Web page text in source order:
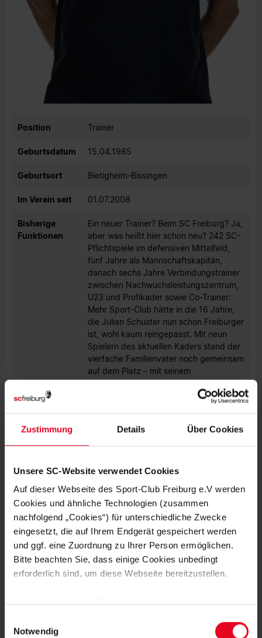
Zustimmung Details Über Cookies
Unsere SC-Website verwendet Cookies
Auf dieser Webseite des Sport-Club Freiburg e.V werden
Cookies und ähnliche Technologien (zusammen
nachfolgend „Cookies“) für unterschiedliche Zwecke
eingesetzt, die auf Ihrem Endgerät gespeichert werden
und ggf. eine Zuordnung zu Ihrer Person ermöglichen.
Bitte beachten Sie, dass einige Cookies unbedingt
erforderlich sind, um diese Webseite bereitzustellen.
Daten von Ihnen (z.B. persönlichen Identifikatoren oder
Notwendig
Position Trainer
Geburtsdatum 15.04.1985
Geburtsort Bietigheim-Bissingen
Im Verein seit 01.07.2008
Bisherige
Funktionen
Ein neuer Trainer? Beim SC Freiburg? Ja,
aber was heißt hier schon neu? 242 SC-
Pflichtspiele im defensiven Mittelfeld,
fünf Jahre als Mannschaftskapitän,
danach sechs Jahre Verbindungstrainer
zwischen Nachwuchsleistungszentrum,
U23 und Profikader sowie Co-Trainer:
Mehr Sport-Club hätte in die 16 Jahre,
die Julian Schuster nun schon Freiburger
ist, wohl kaum reingepasst. Mit neun
Spielern des aktuellen Kaders stand der
vierfache Familienvater noch gemeinsam
auf dem Platz – mit seinem
Kapitänsnachfolger Christian Günter gar
98-mal. Strategisches Denken war dabei
und jetzigen Nachfolgers von Christian
Streich.
SC-AKTUELL
MÄNNER 03.08.2026
CONFERENCE-LEAGUE-PLAYOFFS
GEGEN HELSINKI ODER MOTHERWELL
AUSLOSUNG AM MONTAG